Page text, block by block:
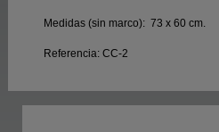
Medidas (sin marco): 73 x 60 cm.
Referencia: CC-2